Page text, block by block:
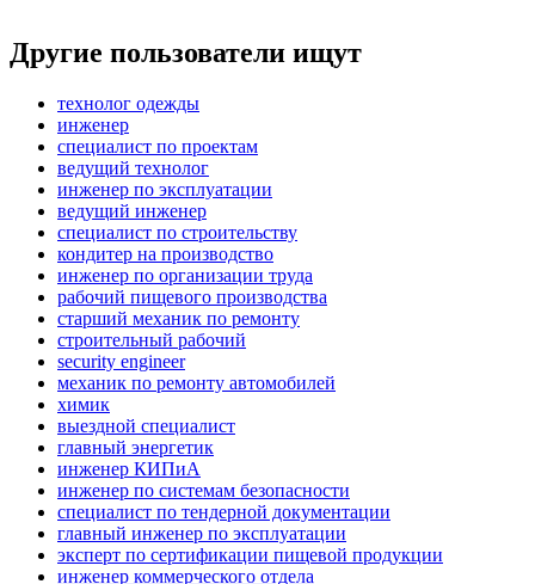
Другие пользователи ищут
технолог одежды
инженер
специалист по проектам
ведущий технолог
инженер по эксплуатации
ведущий инженер
специалист по строительству
кондитер на производство
инженер по организации труда
рабочий пищевого производства
старший механик по ремонту
строительный рабочий
security engineer
механик по ремонту автомобилей
химик
выездной специалист
главный энергетик
инженер КИПиА
инженер по системам безопасности
специалист по тендерной документации
главный инженер по эксплуатации
эксперт по сертификации пищевой продукции
инженер коммерческого отдела